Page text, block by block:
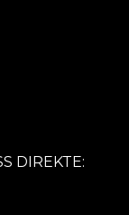
DIREKTE: